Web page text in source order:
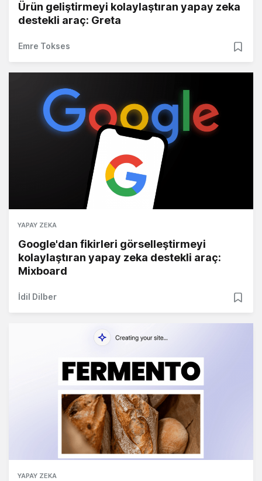
Ürün geliştirmeyi kolaylaştıran yapay zeka
destekli araç: Greta
Emre Tokses
YAPAY ZEKA
Google'dan fikirleri görselleştirmeyi
kolaylaştıran yapay zeka destekli araç:
Mixboard
İdil Dilber
YAPAY ZEKA